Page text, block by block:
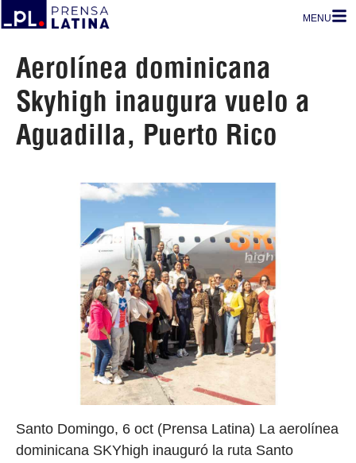
MENU
Aerolínea dominicana
Skyhigh inaugura vuelo a
Aguadilla, Puerto Rico
Santo Domingo, 6 oct (Prensa Latina) La aerolínea
dominicana SKYhigh inauguró la ruta Santo